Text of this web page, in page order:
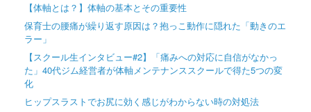
【体軸とは？】体軸の基本とその重要性
保育士の腰痛が繰り返す原因は？抱っこ動作に隠れた「動きのエ
ラー」
【スクール生インタビュー#2】「痛みへの対応に自信がなかっ
た」40代ジム経営者が体軸メンテナンススクールで得た5つの変
化
ヒップスラストでお尻に効く感じがわからない時の対処法